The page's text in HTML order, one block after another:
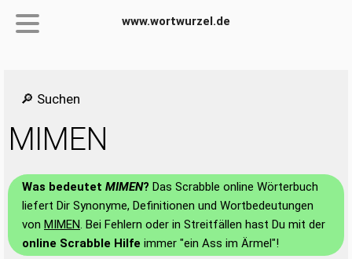
www.wortwurzel.de
🔎 Suchen
MIMEN
Was bedeutet MIMEN? Das Scrabble online Wörterbuch
liefert Dir Synonyme, Definitionen und Wortbedeutungen
von MIMEN. Bei Fehlern oder in Streitfällen hast Du mit der
online Scrabble Hilfe immer "ein Ass im Ärmel"!